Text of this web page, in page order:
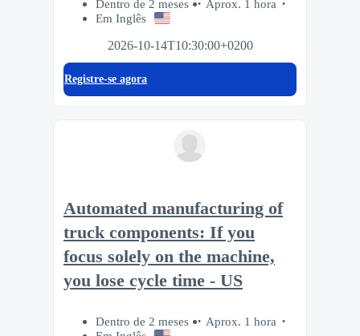
Dentro de 2 meses
Aprox. 1 hora
Em Inglês
2026-10-14T10:30:00+0200
Registre-se agora
Automated manufacturing of
truck components: If you
focus solely on the machine,
you lose cycle time - US
Dentro de 2 meses
Aprox. 1 hora